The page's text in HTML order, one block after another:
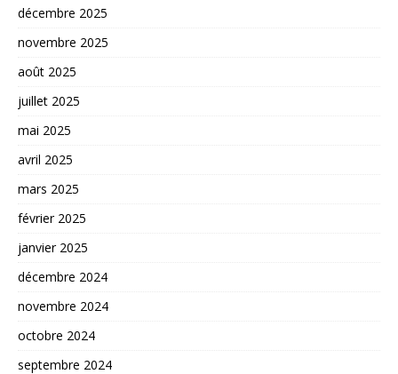
décembre 2025
novembre 2025
août 2025
juillet 2025
mai 2025
avril 2025
mars 2025
février 2025
janvier 2025
décembre 2024
novembre 2024
octobre 2024
septembre 2024